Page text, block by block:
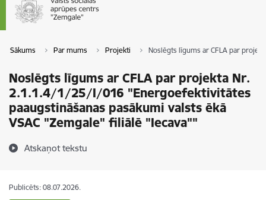
Sākums Par mums Projekti Noslēgts līgums ar CFLA par
Noslēgts līgums ar CFLA par projekta Nr.
2.1.1.4/1/25/I/016 "Energoefektivitātes
paaugstināšanas pasākumi valsts ēkā
VSAC "Zemgale" filiālē "Iecava""
Atskaņot tekstu
Publicēts: 08.07.2026.